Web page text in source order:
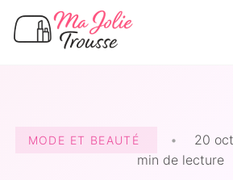
MODE ET BEAUTÉ • 20
min de lecture